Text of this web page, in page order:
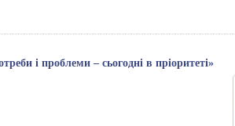
і проблеми – сьогодні в пріоритеті»